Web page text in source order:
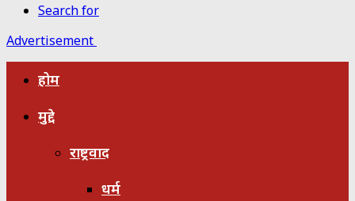
Search for
Advertisement
होम
मुद्दे
राष्ट्रवाद
धर्म